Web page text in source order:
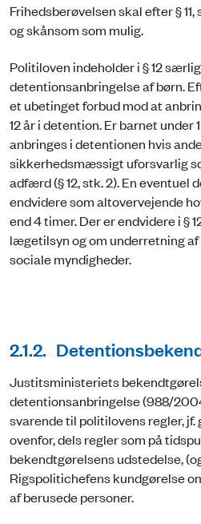
Frihedsberøvelsen skal efter §
og skånsom som mulig.
Politiloven indeholder i § 12
detentionsanbringelse af børn.
et ubetinget forbud mod at
12 år i detention. Er barnet under
anbringes i detentionen hvis
sikkerhedsmæssigt uforsvarlig
adfærd (§ 12, stk. 2). En eventuel
endvidere som altovervejende
end 4 timer. Der er endvidere i §
lægetilsyn og om underretning
sociale myndigheder.
2.1.2.
Justitsministeriets
detentionsanbringelse (988/
svarende til politilovens regler,
ovenfor, dels regler som på
bekendtgørelsens udstedelse,
Rigspolitichefens kundgørelse
af berusede personer.